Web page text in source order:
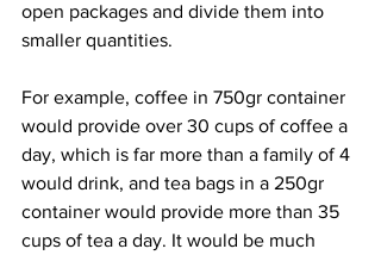
open packages and divide them into
smaller quantities.
For example, coffee in 750gr container
would provide over 30 cups of coffee a
day, which is far more than a family of 4
would drink, and tea bags in a 250gr
container would provide more than 35
cups of tea a day. It would be much